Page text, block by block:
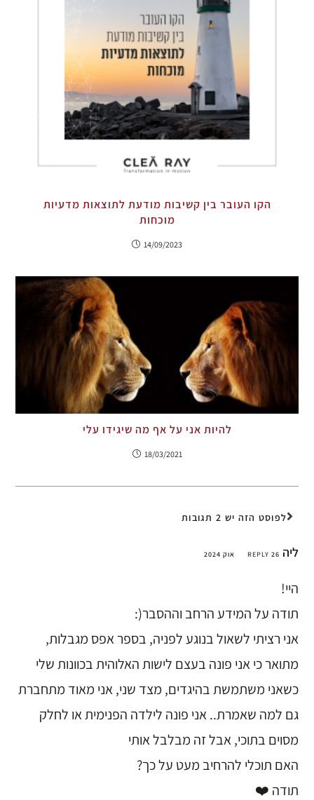
הקו העובר בין קשיבות מודעת לתוצאות מדעיות
מוכחות
14/09/2023
להיות אני על אף מה שיגידו עלי
18/03/2021
לפוסט הזה יש 2 תגובות
ליה REPLY 26 אוק 2024
היי!
תודה על המידע הרחב וההסבר(:
אני רציתי לשאול בנוגע לפניה, בספר אפס מגבלות,
מתואר כי אני פונה בעצם לישות האלוהית בכוונות שלי
כשאני משתמשת בהיגדים, מצד שני, אני מאוד מתחברת
גם למה שאמרת.. אני פונה לילדה הפנימית או לחלק
מסוים בתוכי, אבל זה מבלבל אותי
האם תוכלי להרחיב מעט על כך?
תודה ❤️